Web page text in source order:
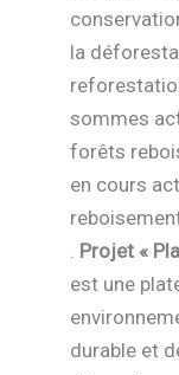
la
sommes
forêts
en cours
. Projet «
est une
durable et